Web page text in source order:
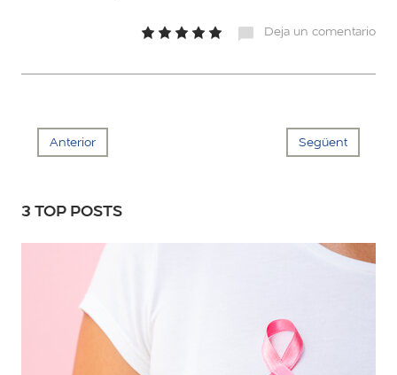
Deja un comentario
Anterior Següent
3 TOP POSTS